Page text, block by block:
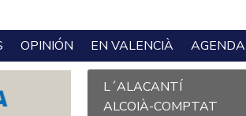
OPINIÓN EN VALENCIÀ AGENDA
L´ALACANTÍ
ALCOIÀ-COMPTAT